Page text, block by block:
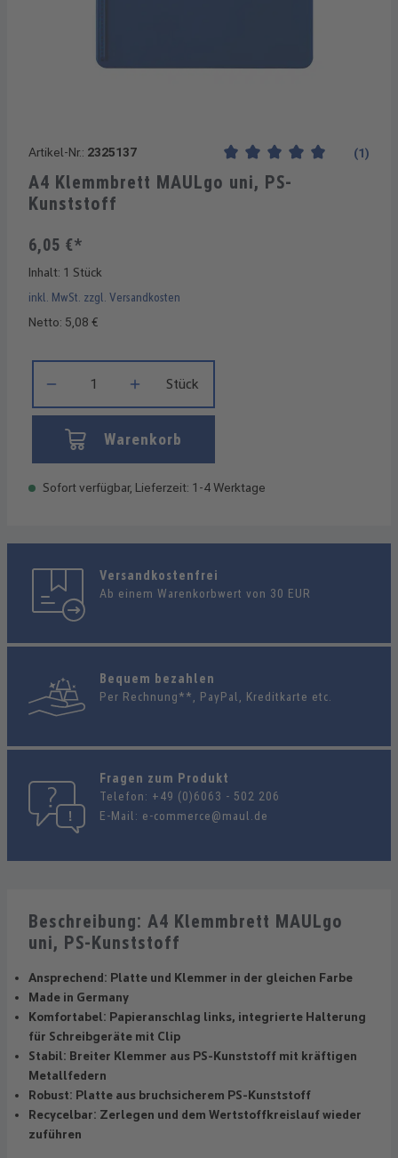
Artikel-Nr.: 2325137
Durchschnittliche
(1)
A4 Klemmbrett MAULgo uni, PS-
Kunststoff
6,05 €*
Inhalt: 1 Stück
inkl. MwSt. zzgl. Versandkosten
Netto: 5,08 €
Stück
Warenkorb
Sofort verfügbar, Lieferzeit: 1-4 Werktage
Versandkostenfrei
Ab einem Warenkorbwert von 30 EUR
Bequem bezahlen
Per Rechnung**, PayPal, Kreditkarte etc.
Fragen zum Produkt
Telefon: +49 (0)6063 - 502 206
E-Mail: e-commerce@maul.de
Beschreibung: A4 Klemmbrett MAULgo
uni, PS-Kunststoff
Ansprechend: Platte und Klemmer in der gleichen Farbe
Made in Germany
Komfortabel: Papieranschlag links, integrierte Halterung
für Schreibgeräte mit Clip
Stabil: Breiter Klemmer aus PS-Kunststoff mit kräftigen
Metallfedern
Robust: Platte aus bruchsicherem PS-Kunststoff
Recycelbar: Zerlegen und dem Wertstoffkreislauf wieder
zuführen